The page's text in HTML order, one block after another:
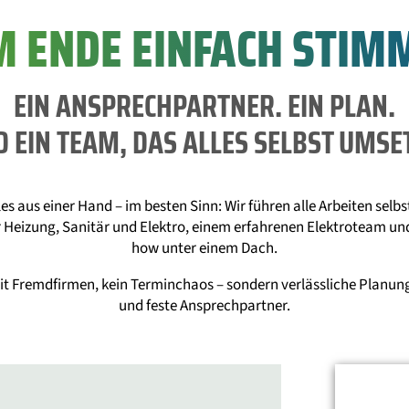
ENDE EINFACH
EIN ANSPRECHPARTNER. EIN PLAN.
EIN TEAM, DAS ALLES SELBST
aus einer Hand – im besten Sinn: Wir führen alle Arbeiten
Sanitär und Elektro, einem erfahrenen Elektroteam
how unter einem Dach.
Fremdfirmen, kein Terminchaos – sondern verlässliche
und feste Ansprechpartner.